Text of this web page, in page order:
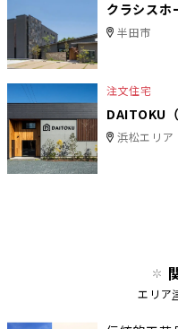
クラシスホ
半田市
注文住宅
DAITOKU
浜松エリア
エリア